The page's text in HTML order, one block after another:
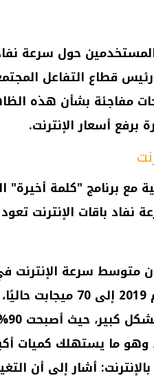
حول سرعة
قطاع التفاعل
مفاجئة بشأن هذه
برفع أسعار الإنترنت.
مع برنامج "كلمة أخيرة"
نفاد باقات الإنترنت
متوسط سرعة الإنترنت
من 5 ميجابت في الثانية عام
ما يستهلك كميات
أشار إلى أن